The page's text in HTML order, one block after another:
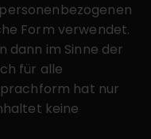
Form verwendet.
dann im Sinne der
für alle
hat nur
keine